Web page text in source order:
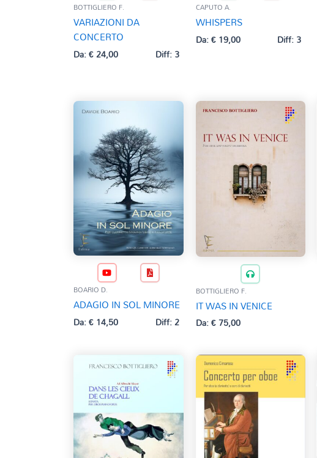
BOTTIGLIERO F.
VARIAZIONI DA
CONCERTO
Da:€24,00 Diff: 3
CAPUTO A.
WHISPERS
Da:€19,00 Diff: 3
BOARIO D.
ADAGIO IN SOL MINORE
Da:€14,50 Diff: 2
BOTTIGLIERO F.
IT WAS IN VENICE
Da:€75,00